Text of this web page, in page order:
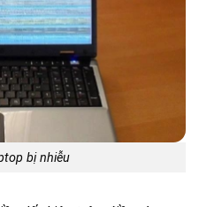
bị nhiễu